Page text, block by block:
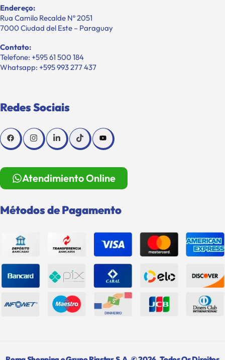
Endereço:
Rua Camilo Recalde Nº 2051
7000 Ciudad del Este – Paraguay
Contato:
Telefone: +595 61 500 184
Whatsapp: +595 993 277 437
Redes Sociais
Atendimiento Online
Métodos de Pagamento